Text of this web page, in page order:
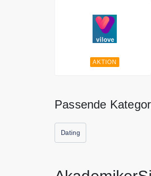
AKTION
Passende
Dating